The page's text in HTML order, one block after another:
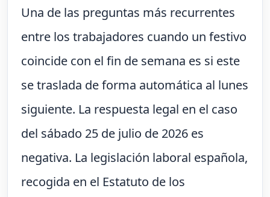
Una de las preguntas más recurrentes
entre los trabajadores cuando un festivo
coincide con el fin de semana es si este
se traslada de forma automática al lunes
siguiente. La respuesta legal en el caso
del sábado 25 de julio de 2026 es
negativa. La legislación laboral española,
recogida en el Estatuto de los